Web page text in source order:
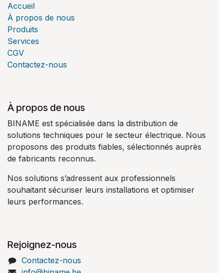
Accueil
À propos de nous
Produits
Services
CGV
Contactez-nous
À propos de nous
BINAME est spécialisée dans la distribution de
solutions techniques pour le secteur électrique. Nous
proposons des produits fiables, sélectionnés auprès
de fabricants reconnus.
Nos solutions s’adressent aux professionnels
souhaitant sécuriser leurs installations et optimiser
leurs performances.
Rejoignez-nous
Contactez-nous